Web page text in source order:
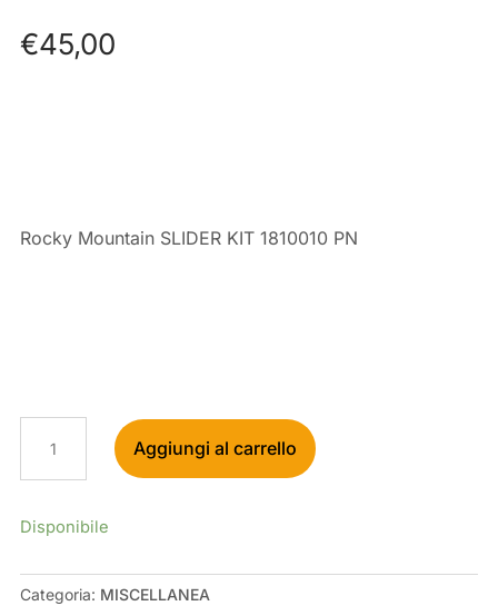
€45,00
Rocky Mountain SLIDER KIT 1810010 PN
MOUNTAIN
SLIDER
1810010
QUANTITÀ
Aggiungi al carrello
Disponibile
Categoria: MISCELLANEA